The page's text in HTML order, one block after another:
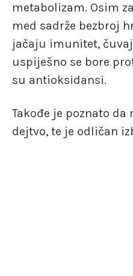
metabolizam. Osim
med sadrže bezbroj
jačaju imunitet,
uspiješno se bore
su antioksidansi.
Takođe je poznato
dejtvo, te je odličan